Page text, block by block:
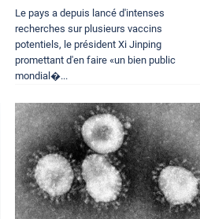
Le pays a depuis lancé d'intenses
recherches sur plusieurs vaccins
potentiels, le président Xi Jinping
promettant d'en faire «un bien public
mondial�...